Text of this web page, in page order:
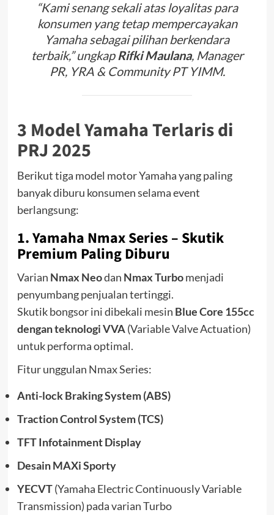
“Kami senang sekali atas loyalitas para
konsumen yang tetap mempercayakan
Yamaha sebagai pilihan berkendara
terbaik,” ungkap Rifki Maulana, Manager
PR, YRA & Community PT YIMM.
3 Model Yamaha Terlaris di
PRJ 2025
Berikut tiga model motor Yamaha yang paling
banyak diburu konsumen selama event
berlangsung:
1.Yamaha Nmax Series – Skutik
Premium Paling Diburu
Varian Nmax Neodan Nmax Turbomenjadi
penyumbang penjualan tertinggi.
Skutik bongsor ini dibekali mesin Blue Core 155cc
dengan teknologi VVA(Variable Valve Actuation)
untuk performa optimal.
Fitur unggulan Nmax Series:
Anti-lock Braking System (ABS)
Traction Control System (TCS)
TFT Infotainment Display
Desain MAXi Sporty
YECVT(Yamaha Electric Continuously Variable
Transmission) pada varian Turbo